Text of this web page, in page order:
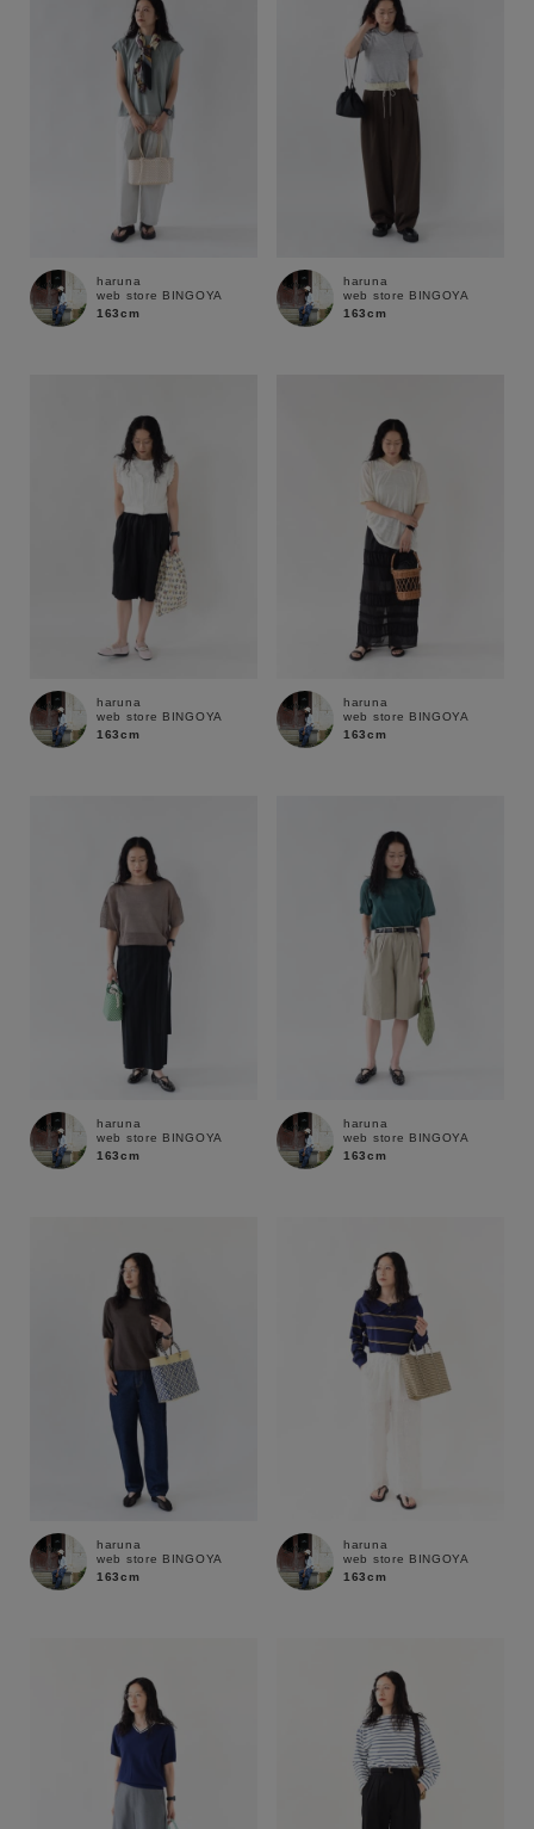
キーワード
MENS KIDS
カテゴリ
ブランド
haruna
web store BINGOYA
163cm
haruna
web store BINGOYA
163cm
haruna
web store BINGOYA
163cm
haruna
web store BINGOYA
163cm
haruna
web store BINGOYA
163cm
haruna
web store BINGOYA
163cm
haruna
web store BINGOYA
163cm
haruna
web store BINGOYA
163cm